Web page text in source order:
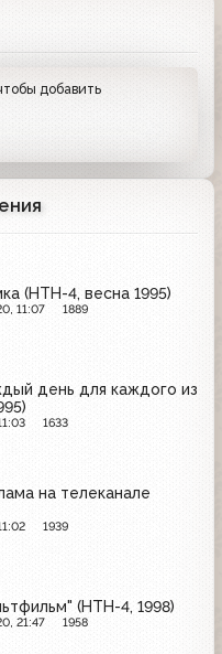
чтобы добавить
(НТН-4, весна 1995)
11:07 1889
день для каждого из
1633
на телеканале
1939
(НТН-4, 1998)
21:47 1958